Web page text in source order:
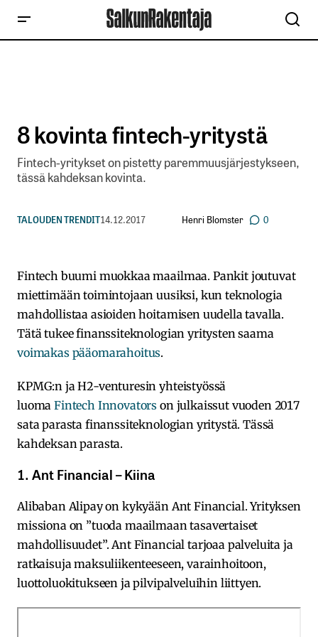
8 kovinta fintech-yritystä
Fintech-yritykset on pistetty paremmuusjärjestykseen,
tässä kahdeksan kovinta.
TALOUDEN TRENDIT14.12.2017 Henri Blomster 0
Fintech buumi muokkaa maailmaa. Pankit joutuvat
miettimään toimintojaan uusiksi, kun teknologia
mahdollistaa asioiden hoitamisen uudella tavalla.
Tätä tukee finanssiteknologian yritysten saama
voimakas pääomarahoitus.
KPMG:n ja H2-venturesin yhteistyössä
luomaFintech Innovators on julkaissut vuoden 2017
sata parasta finanssiteknologian yritystä. Tässä
kahdeksan parasta.
1. Ant Financial – Kiina
Alibaban Alipay on kykyään Ant Financial. Yrityksen
missiona on ”tuoda maailmaan tasavertaiset
mahdollisuudet”. Ant Financial tarjoaa palveluita ja
ratkaisuja maksuliikenteeseen, varainhoitoon,
luottoluokitukseen ja pilvipalveluihin liittyen.